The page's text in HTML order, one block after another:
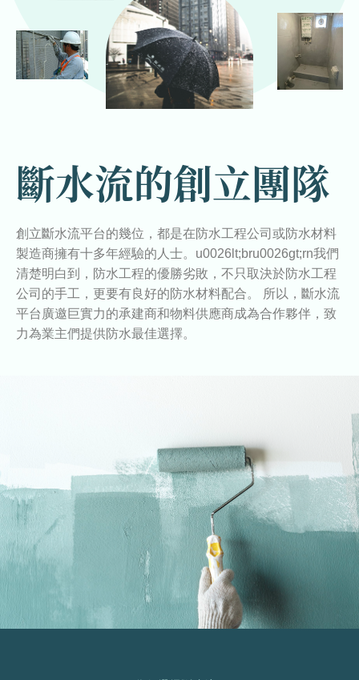
斷水流的創立團隊
創立斷水流平台的幾位，都是在防水工程公司或防水材料
製造商擁有十多年經驗的人士。u0026lt;bru0026gt;rn我們
清楚明白到，防水工程的優勝劣敗，不只取決於防水工程
公司的手工，更要有良好的防水材料配合。 所以，斷水流
平台廣邀巨實力的承建商和物料供應商成為合作夥伴，致
力為業主們提供防水最佳選擇。